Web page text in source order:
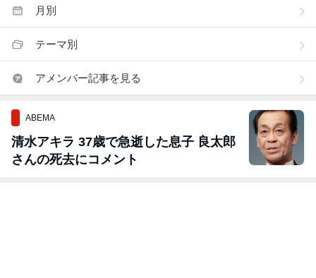
月別
テーマ別
アメンバー記事を見る
ABEMA
清水アキラ 37歳で急逝した息子 良太郎
さんの死去にコメント